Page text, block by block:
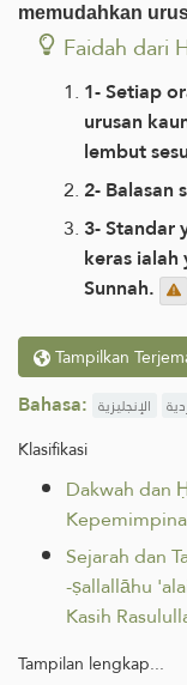
memudahkan
Faidah dari
1- Setiap
urusan
lembut
2- Balasan
3- Standar
keras
Sunnah.
Tampilkan
Bahasa: الإنجليزية
Klasifikasi
Dakwah dan
Sejarah dan
-ṣallallāhu
Kasih
Tampilan lengkap...